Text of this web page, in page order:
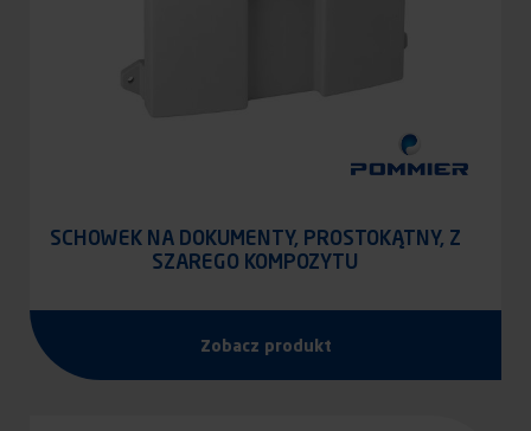
SCHOWEK NA DOKUMENTY, PROSTOKĄTNY, Z
SZAREGO KOMPOZYTU
Zobacz produkt